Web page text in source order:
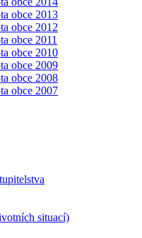
obce 2013
obce 2012
obce 2011
obce 2010
obce 2009
obce 2008
obce 2007
situací)